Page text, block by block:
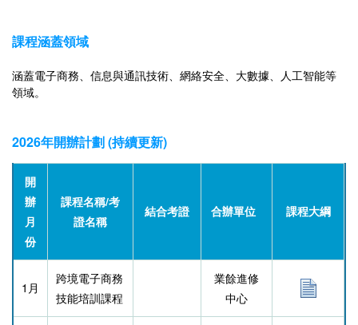
課程涵蓋領域
涵蓋電子商務、信息與通訊技術、網絡安全、大數據、人工智能等
領域。
2026年開辦計劃 (持續更新)
開
辦
月
份
課程名稱/考
證名稱
結合考證 合辦單位 課程大綱
1 月
跨境電子商務
技能培訓課程
業餘進修
中心